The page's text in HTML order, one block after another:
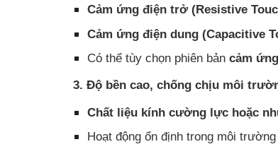
Cảm ứng điện trở (Resistive
Cảm ứng điện dung (Capacitive
Có thể tùy chọn phiên bản cảm
3. Độ bền cao, chống chịu môi
Chất liệu kính cường lực hoặc
Hoạt động ổn định trong môi trường